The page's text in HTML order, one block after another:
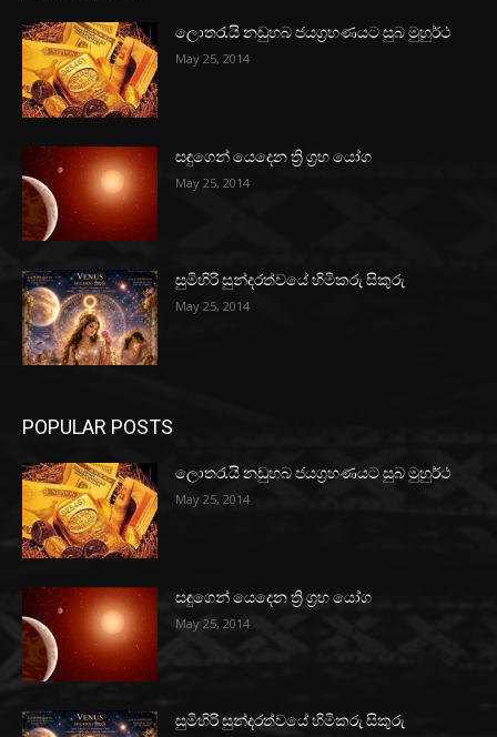
ලොතරැයි නඩුහබ ජයග්‍රහණයට සුබ මුහුර්ථ
May 25, 2014
සඳුගෙන් යෙදෙන ත්‍රි ග්‍රහ යෝග
May 25, 2014
සුමිහිරි සුන්දරත්වයේ හිමිකරු සිකුරු
May 25, 2014
POPULAR POSTS
ලොතරැයි නඩුහබ ජයග්‍රහණයට සුබ මුහුර්ථ
May 25, 2014
සඳුගෙන් යෙදෙන ත්‍රි ග්‍රහ යෝග
May 25, 2014
සුමිහිරි සුන්දරත්වයේ හිමිකරු සිකුරු